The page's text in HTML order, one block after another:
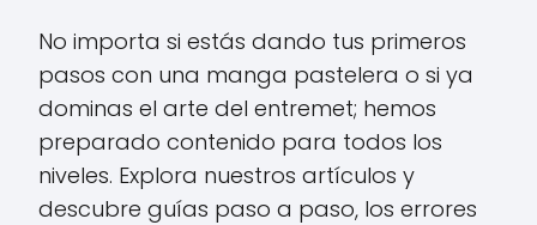
No importa si estás dando tus primeros
pasos con una manga pastelera o si ya
dominas el arte del entremet; hemos
preparado contenido para todos los
niveles. Explora nuestros artículos y
descubre guías paso a paso, los errores